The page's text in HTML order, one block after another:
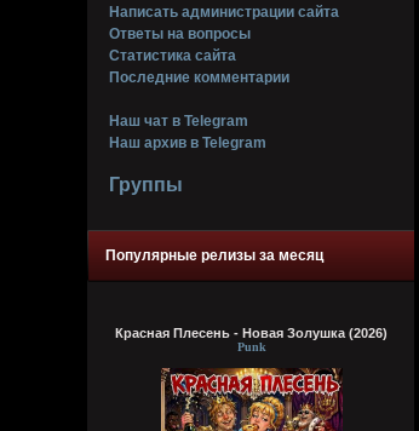
Написать администрации сайта
Ответы на вопросы
Статистика сайта
Последние комментарии
Наш чат в Telegram
Наш архив в Telegram
Группы
Популярные релизы за месяц
Красная Плесень - Новая Золушка (2026)
Punk